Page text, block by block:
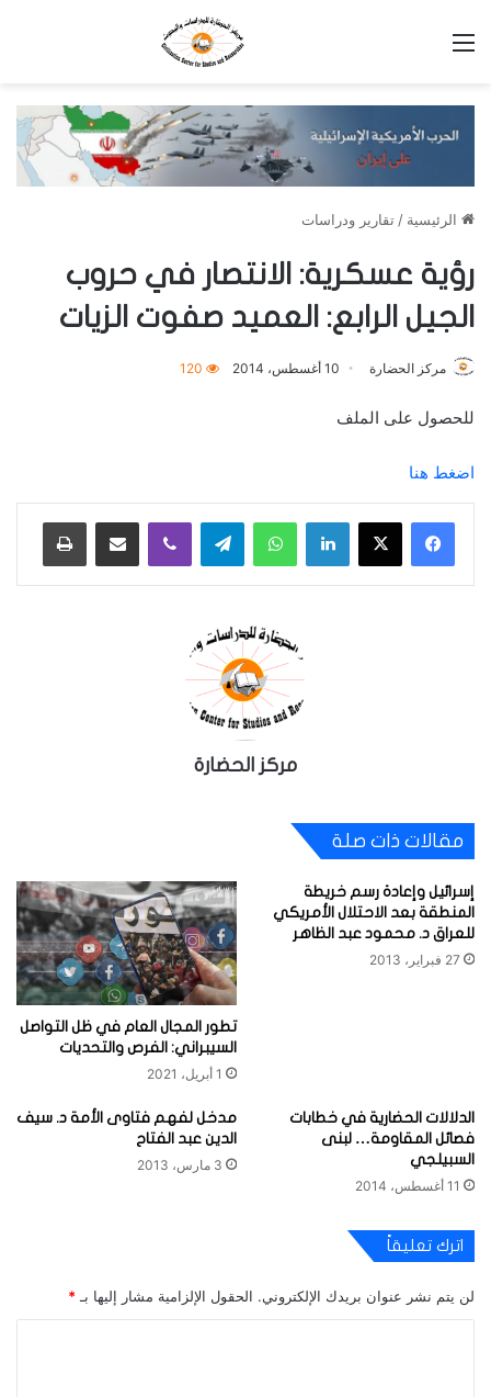
الرئيسية / تقارير ودراسات
رؤية عسكرية: الانتصار في حروب
الجيل الرابع: العميد صفوت الزيات
مركز الحضارة 10 أغسطس، 2014 120
للحصول على الملف
اضغط هنا
لينكدإن واتساب
مركز الحضارة
مقالات ذات صلة
إسرائيل وإعادة رسم خريطة
المنطقة بعد الاحتلال الأمريكي
للعراق د. محمود عبد الظاهر
27 فبراير، 2013
تطور المجال العام في ظل التواصل
السيبراني: الفرص والتحديات
1 أبريل، 2021
الدلالات الحضارية في خطابات
فصائل المقاومة… لبنى
السبيلجي
11 أغسطس، 2014
مدخل لفهم فتاوى الأمة د. سيف
الدين عبد الفتاح
3 مارس، 2013
اترك تعليقاً
لن يتم نشر عنوان بريدك الإلكتروني. الحقول الإلزامية مشار إليها بـ *